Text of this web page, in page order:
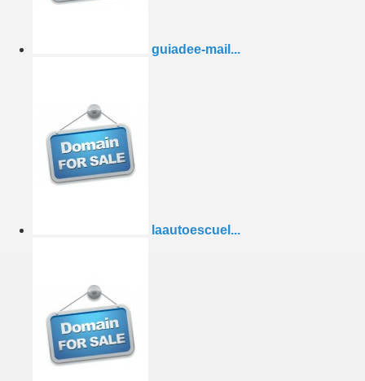
guiadee-mail...
laautoescuel...